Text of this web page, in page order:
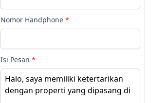
Nomor Handphone *
Isi Pesan *